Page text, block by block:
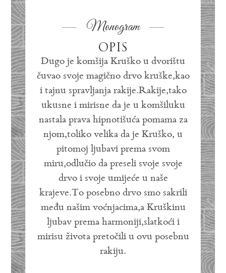
Monogram
OPIS
Dugo je komšija Kruško u dvorištu
čuvao svoje magično drvo kruške,kao
i tajnu spravljanja rakije.Rakije,tako
ukusne i mirisne da je u komšiluku
nastala prava hipnotišuća pomama za
njom,toliko velika da je Kruško, u
pitomoj ljubavi prema svom
miru,odlučio da preseli svoje svoje
drvo i svoje umijeće u naše
krajeve.To posebno drvo smo sakrili
među našim voćnjacima,a Kruškinu
ljubav prema harmoniji,slatkoći i
mirisu života pretočili u ovu posebnu
rakiju.